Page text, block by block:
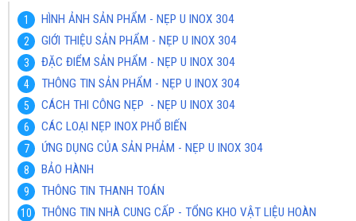
HÌNH ẢNH SẢN PHẨM - NẸP U INOX 304
GIỚI THIỆU SẢN PHẨM - NẸP U INOX 304
ĐẶC ĐIỂM SẢN PHẨM - NẸP U INOX 304
THÔNG TIN SẢN PHẨM - NẸP U INOX 304
CÁCH THI CÔNG NẸP - NẸP U INOX 304
CÁC LOẠI NẸP INOX PHỔ BIẾN
ỨNG DỤNG CỦA SẢN PHẢM - NẸP U INOX 304
BẢO HÀNH
THÔNG TIN THANH TOÁN
THÔNG TIN NHÀ CUNG CẤP - TỔNG KHO VẬT LIỆU HOÀN